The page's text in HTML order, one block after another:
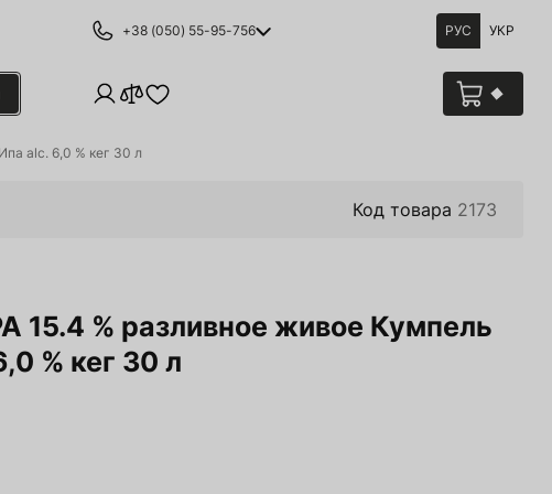
+38 (050) 55-95-756 РУС УКР
alc. 6,0 % кег 30 л
Код товара 2173
15.4 % разливное живое Кумпель
% кег 30 л